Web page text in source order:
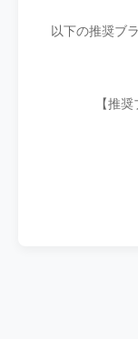
以下の推奨ブ
【推